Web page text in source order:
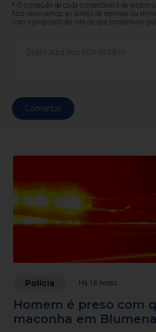
* O conteúdo de cada comentário é de
Nos reservamos ao direito de reprovar ou
com o propósito do site ou que contenham
Comentar
Polícia Há 16 horas
Homem é preso com
maconha em